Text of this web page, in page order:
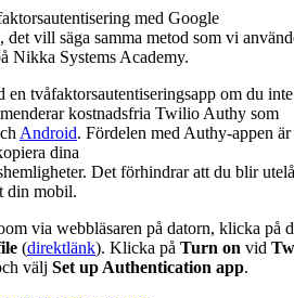
med Google
det vill säga samma metod som vi
Nikka Systems Academy.
en tvåfaktorsautentiseringsapp om du inte
kostnadsfria Twilio Authy som
Android. Fördelen med Authy-appen är
dina
Det förhindrar att du blir
din mobil.
via webbläsaren på datorn, klicka på
(direktlänk). Klicka på Turn on vid
välj Set up Authentication app.